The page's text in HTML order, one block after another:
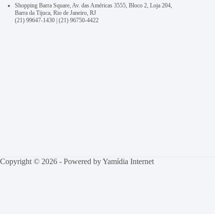
Shopping Barra Square, Av. das Américas 3555, Bloco 2, Loja 204,
Barra da Tijuca, Rio de Janeiro, RJ
(21) 99647-1430 | (21) 96750-4422
Copyright © 2026 - Powered byYamídia Internet